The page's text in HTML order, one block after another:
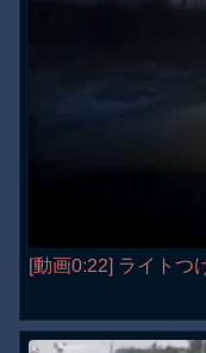
[動画0:22] ライトつ